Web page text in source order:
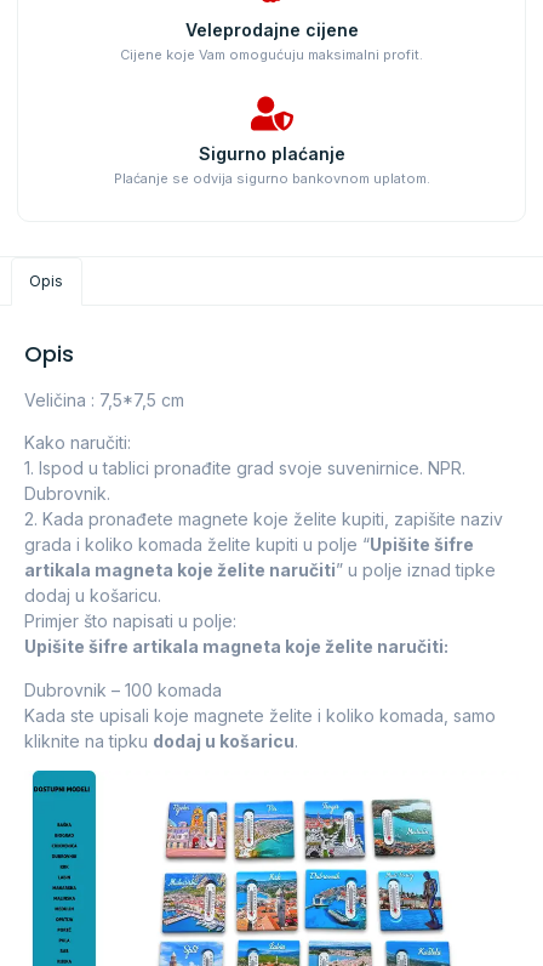
Veleprodajne cijene
Cijene koje Vam omogućuju maksimalni profit.
Sigurno plaćanje
Plaćanje se odvija sigurno bankovnom uplatom.
Opis
Opis
Veličina : 7,5*7,5 cm
Kako naručiti:
1. Ispod u tablici pronađite grad svoje suvenirnice. NPR.
Dubrovnik.
2. Kada pronađete magnete koje želite kupiti, zapišite naziv
grada i koliko komada želite kupiti u polje “Upišite šifre
artikala magneta koje želite naručiti” u polje iznad tipke
dodaj u košaricu.
Primjer što napisati u polje:
Upišite šifre artikala magneta koje želite naručiti:
Dubrovnik – 100 komada
Kada ste upisali koje magnete želite i koliko komada, samo
kliknite na tipku dodaj u košaricu.